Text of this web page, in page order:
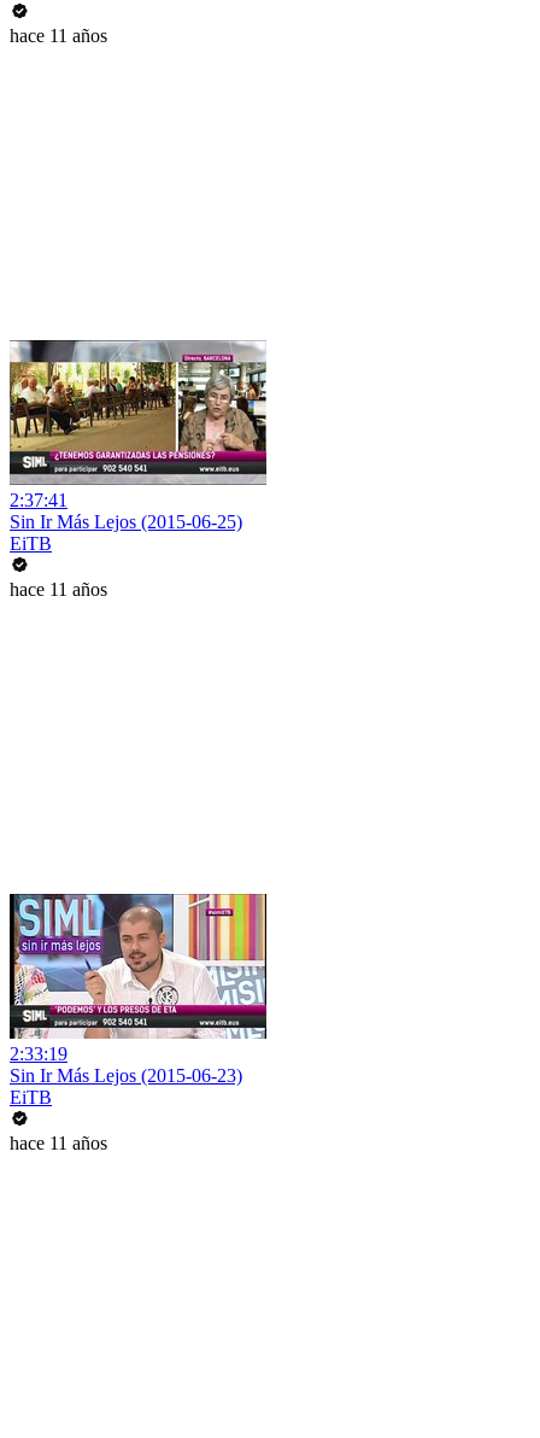
hace 11 años
2:37:41
Sin Ir Más Lejos (2015-06-25)
EiTB
hace 11 años
2:33:19
Sin Ir Más Lejos (2015-06-23)
EiTB
hace 11 años